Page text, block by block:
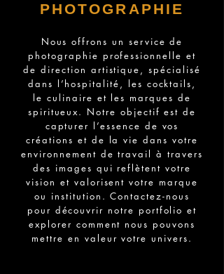
PHOTOGRAPHIE
Nous offrons un service de
photographie professionnelle et
de direction artistique, spécialisé
dans l’hospitalité, les cocktails,
le culinaire et les marques de
spiritueux. Notre objectif est de
capturer l’essence de vos
créations et de la vie dans votre
environnement de travail à travers
des images qui reflètent votre
vision et valorisent votre marque
ou institution. Contactez-nous
pour découvrir notre portfolio et
explorer comment nous pouvons
mettre en valeur votre univers.